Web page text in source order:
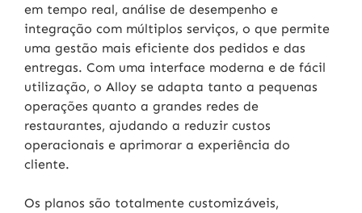
em tempo real, análise de desempenho e
integração com múltiplos serviços, o que permite
uma gestão mais eficiente dos pedidos e das
entregas. Com uma interface moderna e de fácil
utilização, o Alloy se adapta tanto a pequenas
operações quanto a grandes redes de
restaurantes, ajudando a reduzir custos
operacionais e aprimorar a experiência do
cliente.
Os planos são totalmente customizáveis,